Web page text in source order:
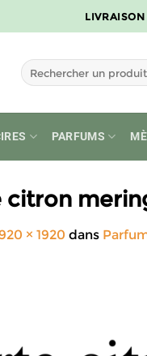
LIVRAISON
Recherche
pour :
PARFUMS
citron
× 1920 dans